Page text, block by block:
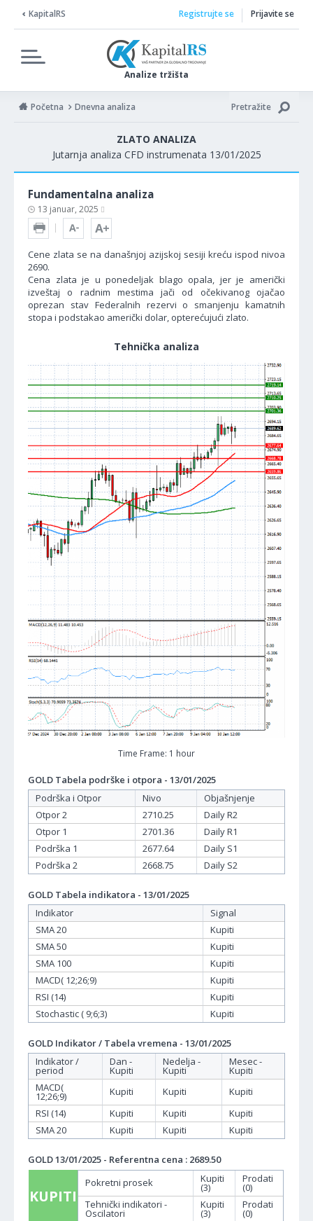
KapitalRS
Analize tržišta
Registrujte se Prijavite se
Početna Dnevna analiza Pretražite
ZLATO ANALIZA
Jutarnja analiza CFD instrumenata 13/01/2025
Fundamentalna analiza
13 januar, 2025
Cene zlata se na današnjoj azijskoj sesiji kreću ispod nivoa
2690.
Cena zlata je u ponedeljak blago opala, jer je američki
izveštaj o radnim mestima jači od očekivanog ojačao
oprezan stav Federalnih rezervi o smanjenju kamatnih
stopa i podstakao američki dolar, opterećujući zlato.
Tehnička analiza
Time Frame: 1 hour
GOLD Tabela podrške i otpora - 13/01/2025
Podrška i Otpor
Nivo
Objašnjenje
Otpor 2
2710.25
Daily R2
Otpor 1
2701.36
Daily R1
Podrška 1
2677.64
Daily S1
Podrška 2
2668.75 Daily S2
GOLD Tabela indikatora - 13/01/2025
Indikator
Signal
SMA 20
Kupiti
SMA 50
Kupiti
SMA 100
Kupiti
MACD( 12;26;9)
Kupiti
RSI (14)
Kupiti
Stochastic ( 9;6;3)
Kupiti
GOLD Indikator / Tabela vremena - 13/01/2025
Indikator /
period
Dan -
Kupiti
Nedelja -
Kupiti
Mesec -
Kupiti
MACD(
12;26;9) Kupiti Kupiti
Kupiti
RSI (14)
Kupiti Kupiti
Kupiti
SMA 20
Kupiti Kupiti Kupiti
GOLD 13/01/2025 - Referentna cena : 2689.50
KUPITI
Pokretni prosek Kupiti
(3)
Prodati
(0)
Tehnički indikatori -
Oscilatori
Kupiti
(3)
Prodati
(0)